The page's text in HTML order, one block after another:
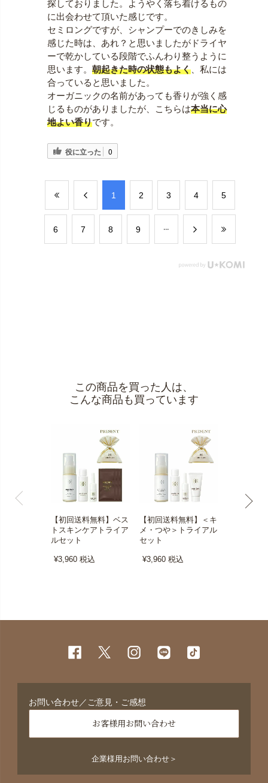
探しておりました。ようやく落ち着けるもの
に出会わせて頂いた感じです。
セミロングですが、シャンプーでのきしみを
感じた時は、あれ？と思いましたがドライヤ
ーで乾かしている段階でふんわり整うように
思います。 朝起きた時の状態もよく、私には
合っていると思いました。
オーガニックの名前があっても香りが強く感
じるものがありましたが、こちらは本当に心
地よい香りです。
役に立った 0
​1 ​2 ​3 ​4 ​5
​6 ​7 ​8 ​9
この商品を買った人は、
こんな商品も買っています
【初回送料無料】ベス
トスキンケアトライア
ルセット
¥3,960税込
【初回送料無料】＜キ
メ・つや＞トライアル
セット
¥3,960税込
お問い合わせ／ご意見・ご感想
お客様用お問い合わせ
企業様用お問い合わせ＞